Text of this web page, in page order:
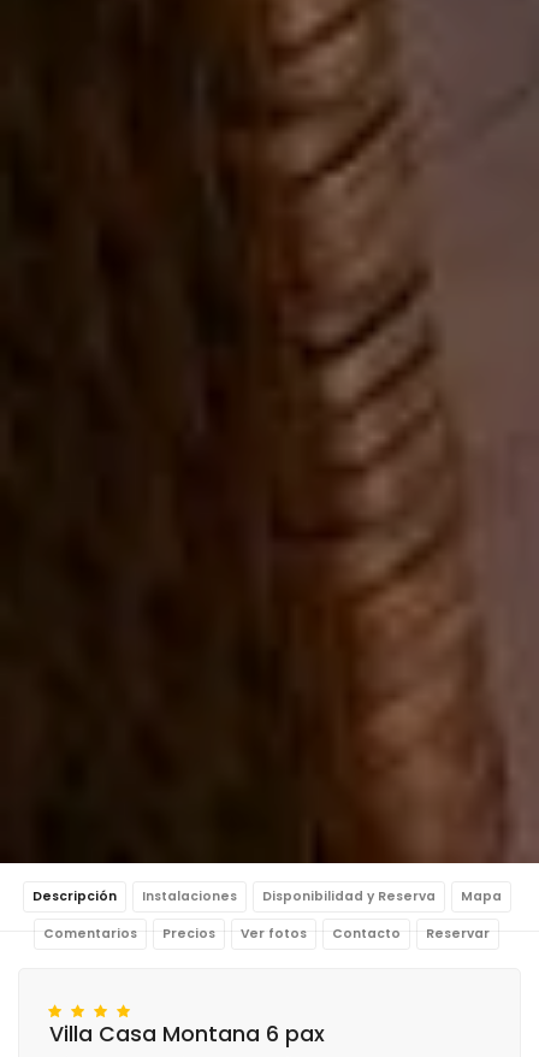
Descripción Instalaciones Disponibilidad y Reserva Mapa
Comentarios Precios Ver fotos Contacto Reservar
Villa Casa Montana 6 pax